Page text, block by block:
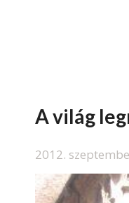
A világ
2012.